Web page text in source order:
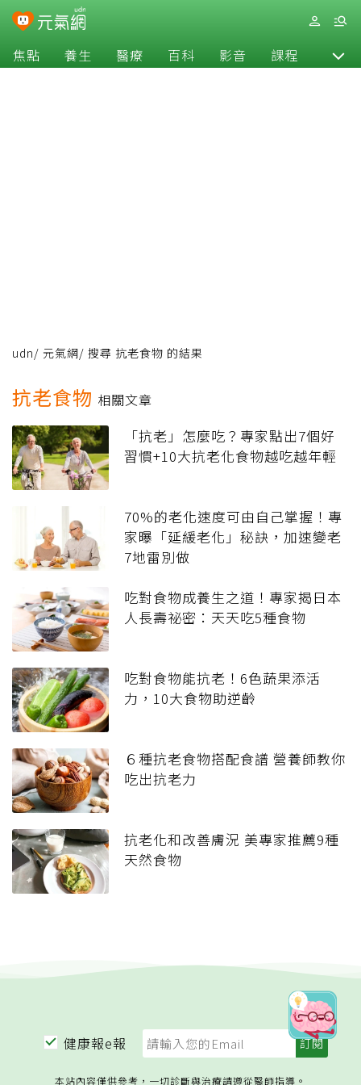
焦點 養生 醫療 百科 影音 課程 退休
udn/ 元氣網/ 搜尋 抗老食物 的結果
抗老食物 相關文章
「抗老」怎麼吃？專家點出7個好
習慣+10大抗老化食物越吃越年輕
70%的老化速度可由自己掌握！專
家曝「延緩老化」秘訣，加速變老
7地雷別做
吃對食物成養生之道！專家揭日本
人長壽祕密：天天吃5種食物
吃對食物能抗老！6色蔬果添活
力，10大食物助逆齡
６種抗老食物搭配食譜 營養師教你
吃出抗老力
抗老化和改善膚況 美專家推薦9種
天然食物
健康報e報
本站內容僅供參考，一切診斷與治療請遵從醫師指導。